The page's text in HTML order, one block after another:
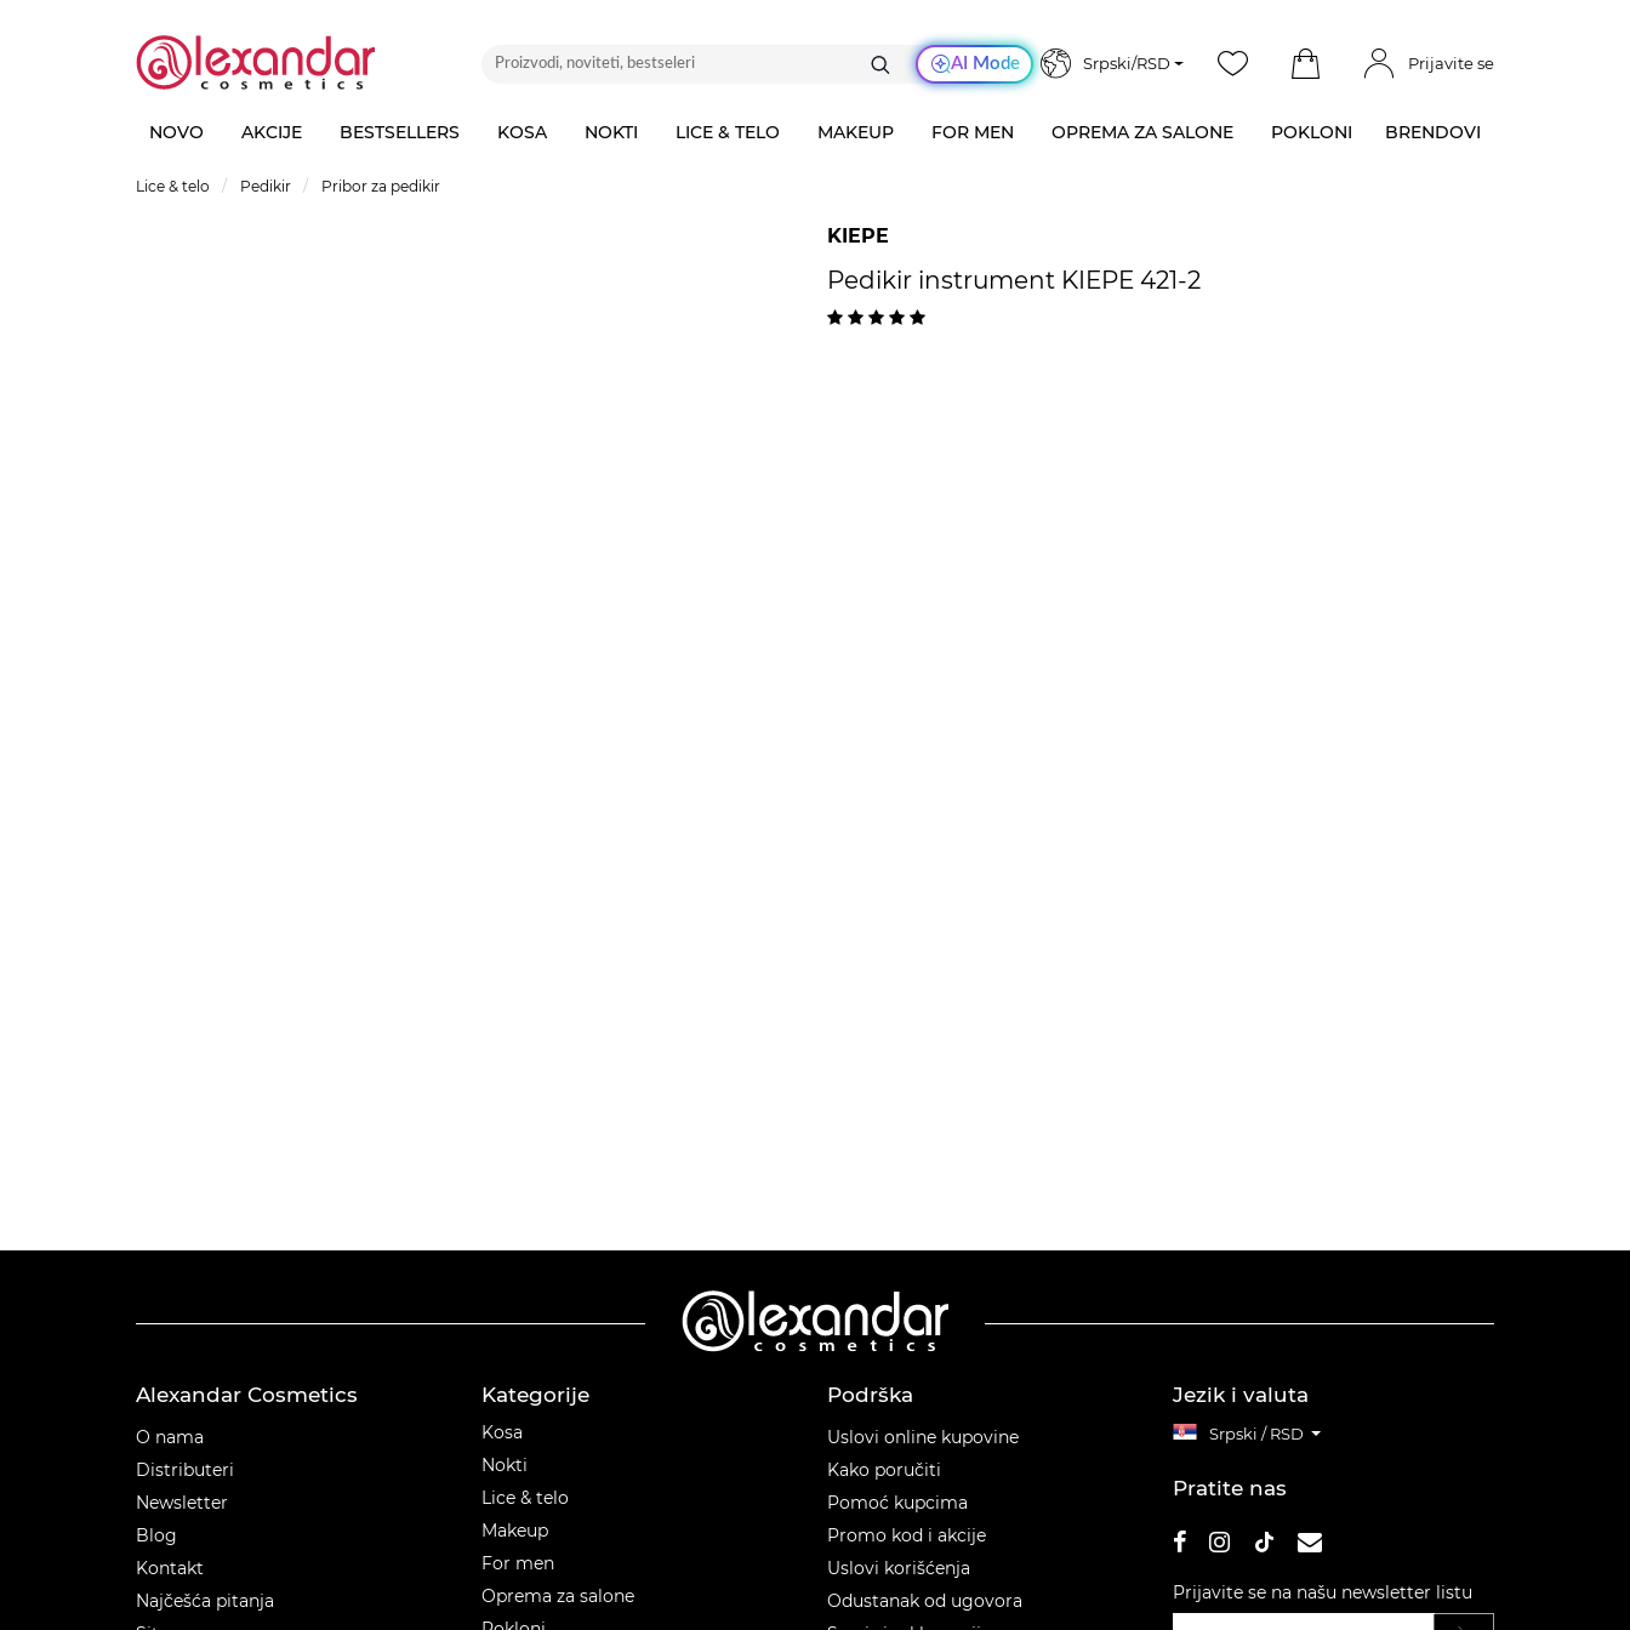
AI Mode Srpski/RSD Prijavite se
NOVO AKCIJE BESTSELLERS KOSA NOKTI LICE & TELO MAKEUP FOR MEN OPREMA ZA SALONE POKLONI BRENDOVI
Lice & telo Pedikir Pribor za pedikir
KIEPE
Pedikir instrument KIEPE 421-2
Alexandar Cosmetics
O nama
Distributeri
Newsletter
Blog
Kontakt
Najčešća pitanja
Kategorije
Kosa
Nokti
Lice & telo
Makeup
For men
Oprema za salone
Podrška
Uslovi online kupovine
Kako poručiti
Pomoć kupcima
Promo kod i akcije
Uslovi korišćenja
Odustanak od ugovora
Jezik i valuta
Srpski / RSD
Pratite nas
Prijavite se na našu newsletter listu